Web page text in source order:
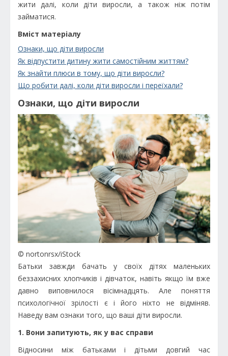
жити далі, коли діти виросли, а також ніж потім
займатися.
Вміст матеріалу
Ознаки, що діти виросли
Як відпустити дитину жити самостійним життям?
Як знайти плюси в тому, що діти виросли?
Що робити далі, коли діти виросли і переїхали?
Ознаки, що діти виросли
© nortonrsx/iStock
Батьки завжди бачать у своїх дітях маленьких
беззахисних хлопчиків і дівчаток, навіть якщо їм вже
давно виповнилося вісімнадцять. Але поняття
психологічної зрілості є і його ніхто не відміняв.
Наведу вам ознаки того, що ваші діти виросли.
1. Вони запитують, як у вас справи
Відносини між батьками і дітьми довгий час